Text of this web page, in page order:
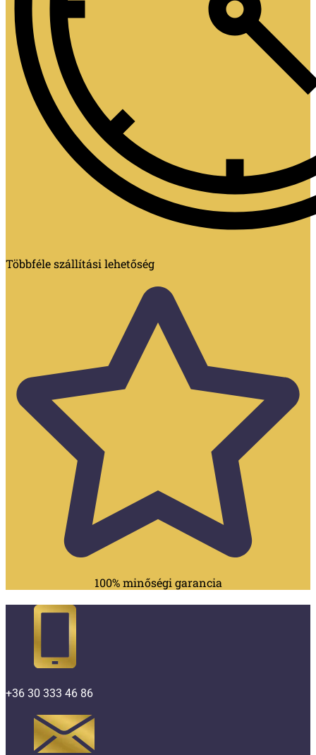
Többféle szállítási lehetőség
100% minőségi garancia
+36 30 333 46 86